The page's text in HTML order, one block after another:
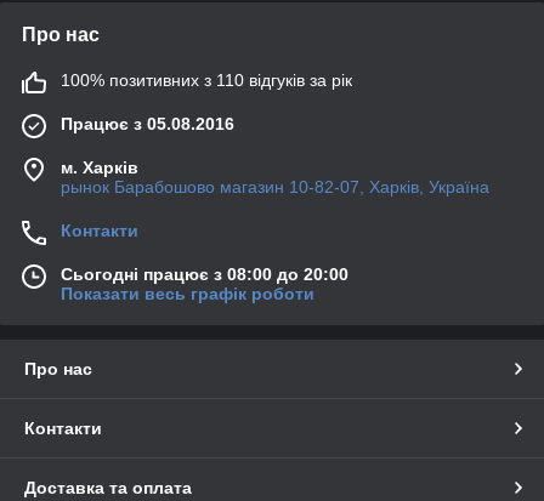
Про нас
100% позитивних з 110 відгуків за рік
Працює з 05.08.2016
м. Харків
рынок Барабошово магазин 10-82-07, Харків, Україна
Контакти
Сьогодні працює з 08:00 до 20:00
Показати весь графік роботи
Про нас
Контакти
Доставка та оплата